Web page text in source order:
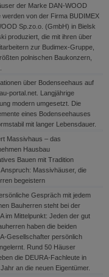
der Marke DAN-WOOD
werden von der Firma BUDIMEX
Sp.zo.o. (GmbH) in Bielsk
produziert, die mit ihren über
zur Budimex-Gruppe,
polnischen Baukonzern,
über Bodenseehaus auf
portal.net. Langjährige
modern umgesetzt. Die
eines Bodenseehauses
mit langer Lebensdauer.
Massivhaus – das
Hausbau
Bauen mit Tradition
Anspruch: Massivhäuser, die
begeistern
Gespräch mit jedem
Bauherren steht bei der
im Mittelpunkt: Jeden der gut
haben die beiden
Gesellschafter persönlich
Rund 50 Häuser
die DEURA-Fachleute in
an die neuen Eigentümer.